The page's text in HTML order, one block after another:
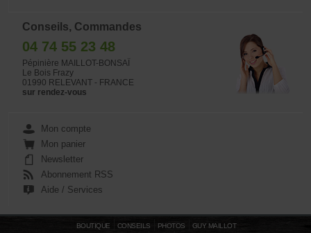
Conseils, Commandes
04 74 55 23 48
Pépinière MAILLOT-BONSAÏ
Le Bois Frazy
01990 RELEVANT - FRANCE
sur rendez-vous
Mon compte
Mon panier
Newsletter
Abonnement RSS
Aide / Services
BOUTIQUE CONSEILS PHOTOS
GUY MAILLOT